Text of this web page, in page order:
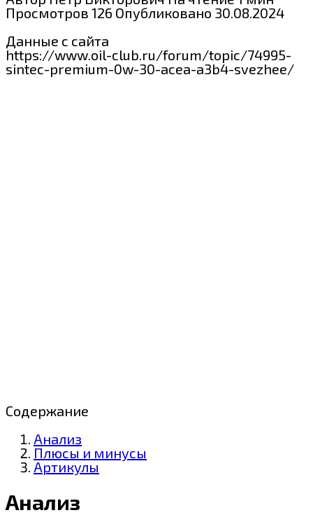
Просмотров 126 Опубликовано 30.08.2024
Данные с сайта
https://www.oil-club.ru/forum/topic/74995-
sintec-premium-0w-30-acea-a3b4-svezhee/
Содержание
Анализ
Плюсы и минусы
Артикулы
Анализ